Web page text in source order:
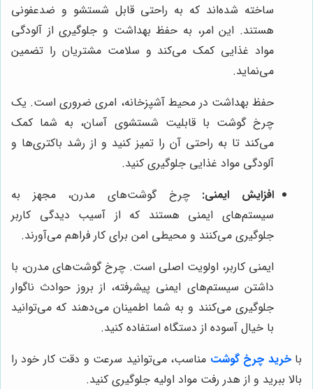
ساخته شده‌اند که به راحتی قابل شستشو و ضدعفونی
هستند. این امر، به حفظ بهداشت و جلوگیری از آلودگی
مواد غذایی کمک می‌کند و سلامت مشتریان را تضمین
می‌نماید.
حفظ بهداشت در محیط آشپزخانه، امری ضروری است. یک
چرخ گوشت با قابلیت شستشوی آسان، به شما کمک
می‌کند تا به راحتی آن را تمیز کنید و از رشد باکتری‌ها و
آلودگی مواد غذایی جلوگیری کنید.
افزایش ایمنی: چرخ گوشت‌های مدرن، مجهز به
سیستم‌های ایمنی هستند که از آسیب دیدگی کاربر
جلوگیری می‌کنند و محیطی امن برای کار فراهم می‌آورند.
ایمنی کاربر، اولویت اصلی است. چرخ گوشت‌های مدرن، با
داشتن سیستم‌های ایمنی پیشرفته، از بروز حوادث ناگوار
جلوگیری می‌کنند و به شما اطمینان می‌دهند که می‌توانید
با خیال آسوده از دستگاه استفاده کنید.
باخرید چرخ گوشت مناسب، می‌توانید سرعت و دقت کار خود را
بالا ببرید و از هدر رفت مواد اولیه جلوگیری کنید.